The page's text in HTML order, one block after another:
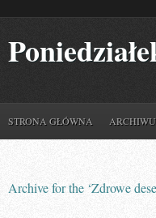
STRONA GŁÓWNA
Archive for the ‘Zdrowe